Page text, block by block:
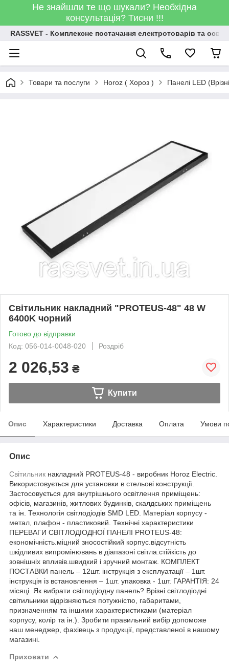
Не знайшли те що шукали? Необхідна
консультація? Тисни !!!
RASSVET - Комплексне постачання електротоварів та
Товари та послуги Horoz ( Хороз ) Панелі LED
Світильник накладний "PROTEUS-48" 48 W
6400K чорний
Готово до відправки
Код: 056-014-0048-020
Роздріб
2 026,53 ₴
Купити
Опис Характеристики Доставка Оплата Умови
Опис
Світильник накладний PROTEUS-48 - виробник Horoz Electric.
Використовується для установки в стельові конструкції.
Застосовується для внутрішнього освітлення приміщень:
офісів, магазинів, житлових будинків, скалдських приміщень
та ін. Технологія світлодіодів SMD LED. Матеріал корпусу -
метал, плафон - пластиковий. Технічні характеристики
ПЕРЕВАГИ СВІТЛОДІОДНОЇ ПАНЕЛІ PROTEUS-48:
економічність.міцний зносостійкий корпус.відсутність
шкідливих випромінювань в діапазоні світла.стійкість до
зовнішніх впливів.швидкий і зручний монтаж. КОМПЛЕКТ
ПОСТАВКИ панель – 12шт. інструкція з експлуатації – 1шт.
інструкція із встановлення – 1шт. упаковка - 1шт. ГАРАНТІЯ: 24
місяці. Як вибрати світлодіодну панель? Врізні світлодіодні
світильники відрізняються потужністю, габаритами,
призначенням та іншими характеристиками (матеріал
корпусу, колір та ін.). Зробити правильний вибір допоможе
наш менеджер, фахівець з продукції, представленої в нашому
магазині.
Приховати